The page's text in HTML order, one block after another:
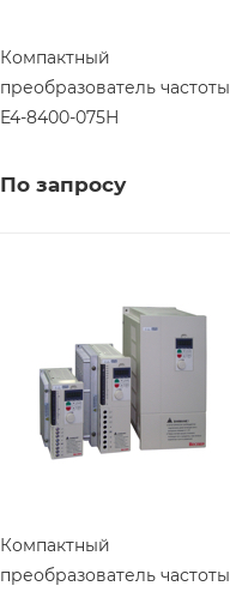
Компактный
преобразователь частоты
E4-8400-075Н
По запросу
Компактный
преобразователь частоты